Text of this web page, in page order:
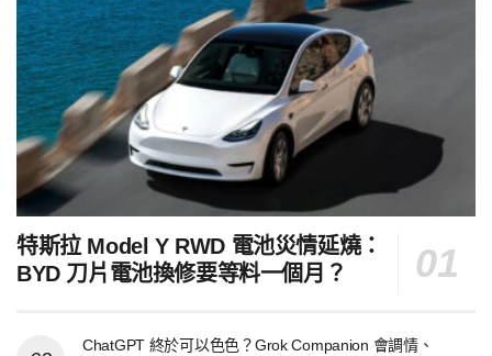
特斯拉 Model Y RWD 電池災情延燒：
BYD 刀片電池換修要等料一個月？
ChatGPT 終於可以色色？Grok Companion 會調情、